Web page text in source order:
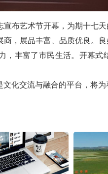
布艺术节开幕，为期十七
，展品丰富、品质优良。
，丰富了市民生活。开幕
化交流与融合的平台，将